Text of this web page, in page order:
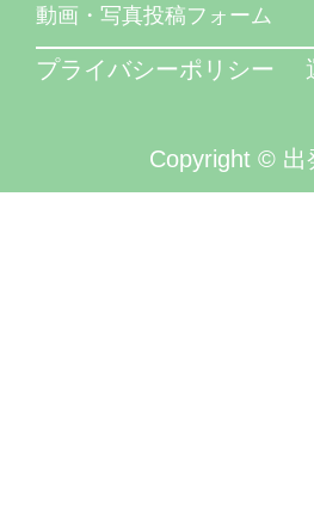
動画・写真投稿フォーム
プライバシーポリシー
Copyright © 出